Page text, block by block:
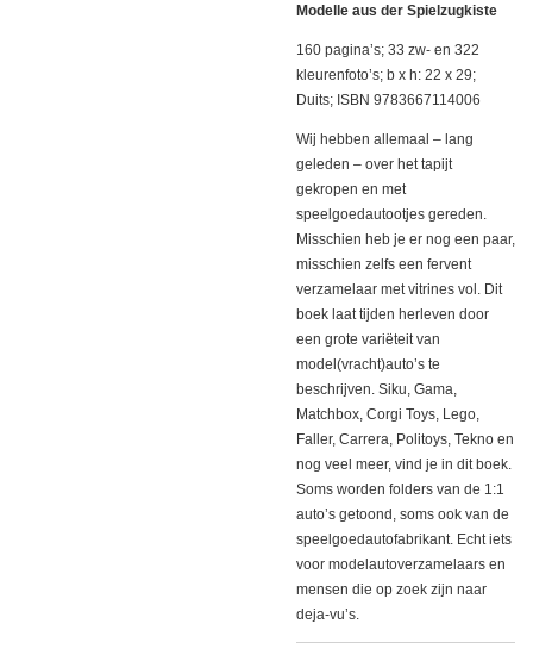
Modelle aus der Spielzugkiste
160 pagina’s; 33 zw- en 322
kleurenfoto’s; b x h: 22 x 29;
Duits; ISBN 9783667114006
Wij hebben allemaal – lang
geleden – over het tapijt
gekropen en met
speelgoedautootjes gereden.
Misschien heb je er nog een paar,
misschien zelfs een fervent
verzamelaar met vitrines vol. Dit
boek laat tijden herleven door
een grote variëteit van
model(vracht)auto’s te
beschrijven. Siku, Gama,
Matchbox, Corgi Toys, Lego,
Faller, Carrera, Politoys, Tekno en
nog veel meer, vind je in dit boek.
Soms worden folders van de 1:1
auto’s getoond, soms ook van de
speelgoedautofabrikant. Echt iets
voor modelautoverzamelaars en
mensen die op zoek zijn naar
deja-vu’s.